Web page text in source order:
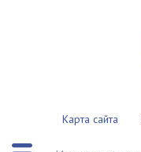
Карта сайта